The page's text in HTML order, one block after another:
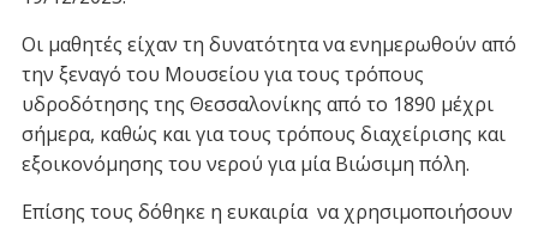
Οι μαθητές είχαν τη δυνατότητα να ενημερωθούν από
την ξεναγό του Μουσείου για τους τρόπους
υδροδότησης της Θεσσαλονίκης από το 1890 μέχρι
σήμερα, καθώς και για τους τρόπους διαχείρισης και
εξοικονόμησης του νερού για μία Βιώσιμη πόλη.
Επίσης τους δόθηκε η ευκαιρία να χρησιμοποιήσουν